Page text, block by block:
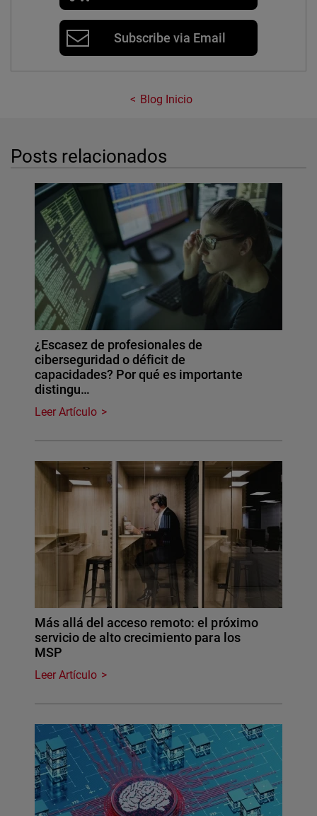
Subscribe via Email
Blog Inicio
Posts relacionados
¿Escasez de profesionales de
ciberseguridad o déficit de
capacidades? Por qué es importante
distingu…
Leer Artículo
Más allá del acceso remoto: el próximo
servicio de alto crecimiento para los
MSP
Leer Artículo